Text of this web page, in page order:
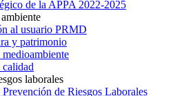
de la APPA 2022-2025
al usuario PRMD
y patrimonio
calidad
laborales
de Riesgos Laborales